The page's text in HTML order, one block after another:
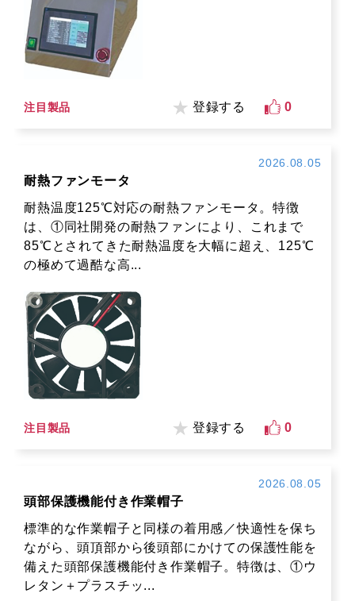
注目製品 登録する 0
2026.08.05
耐熱ファンモータ
耐熱温度125℃対応の耐熱ファンモータ。特徴
は、①同社開発の耐熱ファンにより、これまで
85℃とされてきた耐熱温度を大幅に超え、125℃
の極めて過酷な高...
注目製品 登録する 0
2026.08.05
頭部保護機能付き作業帽子
標準的な作業帽子と同様の着用感／快適性を保ち
ながら、頭頂部から後頭部にかけての保護性能を
備えた頭部保護機能付き作業帽子。特徴は、①ウ
レタン＋プラスチッ...